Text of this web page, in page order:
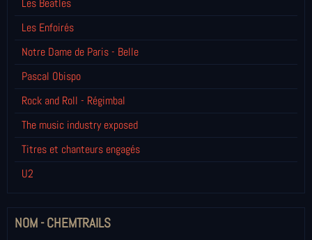
Les Enfoirés
Notre Dame de Paris - Belle
Pascal Obispo
Rock and Roll - Régimbal
The music industry exposed
Titres et chanteurs engagés
U2
NOM - CHEMTRAILS